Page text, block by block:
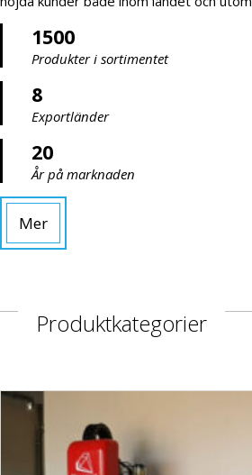
1500
Produkter i sortimentet
8
Exportländer
20
År på marknaden
Mer
Produktkategorier